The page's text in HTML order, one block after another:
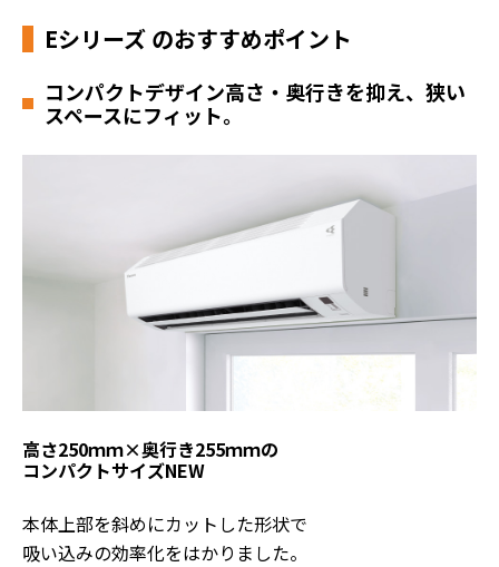
Eシリーズ のおすすめポイント
コンパクトデザイン高さ・奥行きを抑え、狭い
スペースにフィット。
高さ250ｍｍ×奥行き255ｍｍの
コンパクトサイズNEW
本体上部を斜めにカットした形状で
吸い込みの効率化をはかりました。